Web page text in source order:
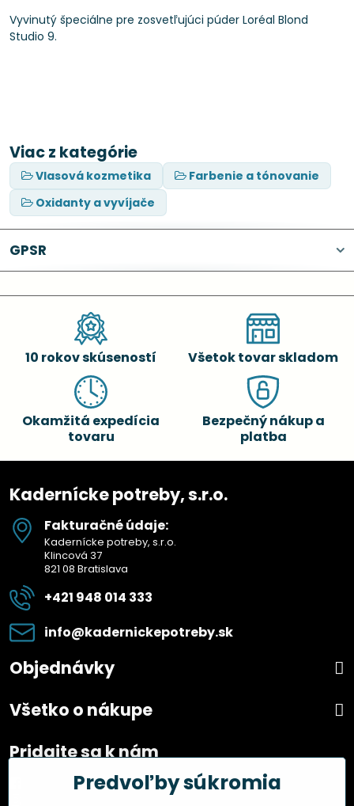
Vyvinutý špeciálne pre zosvetľujúci púder Loréal Blond
Studio 9.
Viac z kategórie
Vlasová kozmetika
Farbenie a tónovanie
Oxidanty a vyvíjače
GPSR
10 rokov skúseností Všetok tovar skladom
Okamžitá expedícia
tovaru
Bezpečný nákup a
platba
Kadernícke potreby, s.r.o.
Fakturačné údaje:
Kadernícke potreby, s.r.o.
Klincová 37
821 08 Bratislava
+421 948 014 333
info​@kadernickepotreby​.sk
Objednávky
Všetko o nákupe
Pridajte sa k nám
FacebookPredvoľby súkromia